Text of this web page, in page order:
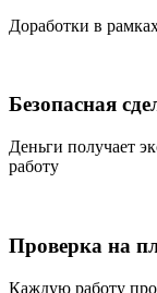
Доработки в
Безопасная
Деньги получает
работу
Проверка на
Каждую работу